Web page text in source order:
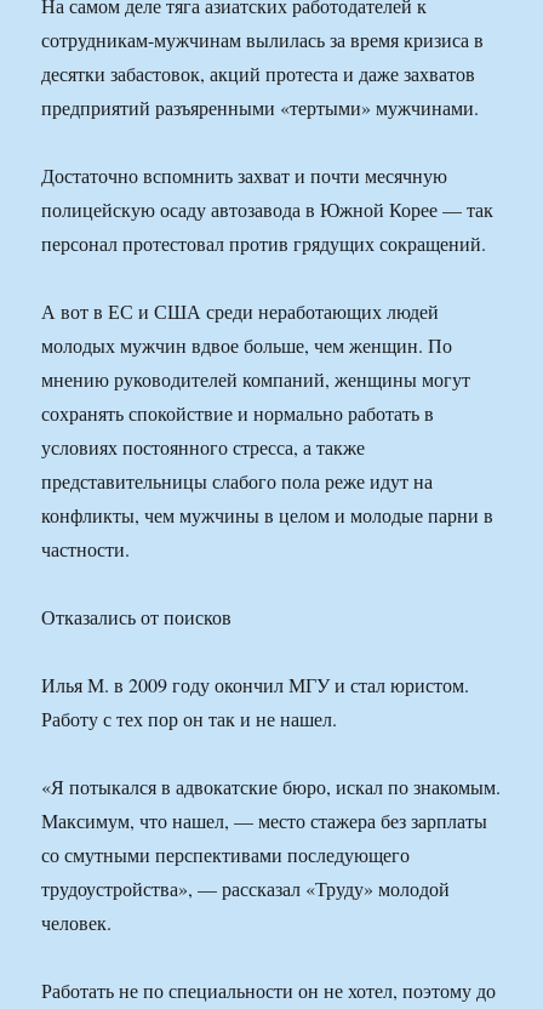
На самом деле тяга азиатских работодателей к
сотрудникам-мужчинам вылилась за время кризиса в
десятки забастовок, акций протеста и даже захватов
предприятий разъяренными «тертыми» мужчинами.
Достаточно вспомнить захват и почти месячную
полицейскую осаду автозавода в Южной Корее — так
персонал протестовал против грядущих сокращений.
А вот в ЕС и США среди неработающих людей
молодых мужчин вдвое больше, чем женщин. По
мнению руководителей компаний, женщины могут
сохранять спокойствие и нормально работать в
условиях постоянного стресса, а также
представительницы слабого пола реже идут на
конфликты, чем мужчины в целом и молодые парни в
частности.
Отказались от поисков
Илья М. в 2009 году окончил МГУ и стал юристом.
Работу с тех пор он так и не нашел.
«Я потыкался в адвокатские бюро, искал по знакомым.
Максимум, что нашел, — место стажера без зарплаты
со смутными перспективами последующего
трудоустройства», — рассказал «Труду» молодой
человек.
Работать не по специальности он не хотел, поэтому до